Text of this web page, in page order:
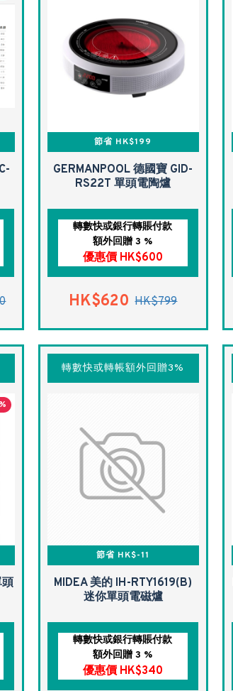
節省 HK$199
GERMANPOOL 德國寶 GID-
RS22T 單頭電陶爐
轉數快或銀行轉賬付款
額外回贈 3 %
優惠價 HK$600
HK$620 HK$799
頭
轉數快或轉帳額外回贈3%
節省 HK$-11
MIDEA 美的 IH-RTY1619(B)
迷你單頭電磁爐
轉數快或銀行轉賬付款
額外回贈 3 %
優惠價 HK$340